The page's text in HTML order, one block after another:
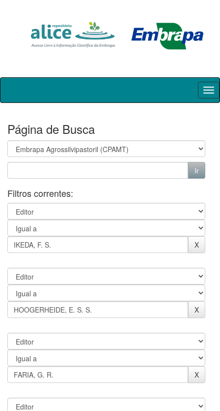
Skip
Página de Busca
Filtros correntes: